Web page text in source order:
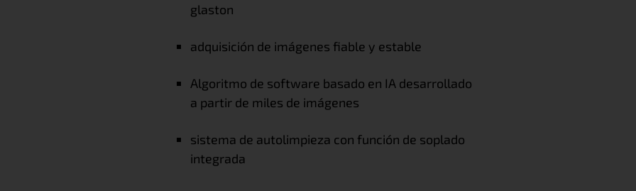
glaston
adquisición de imágenes fiable y estable
Algoritmo de software basado en IA desarrollado
a partir de miles de imágenes
sistema de autolimpieza con función de soplado
integrada